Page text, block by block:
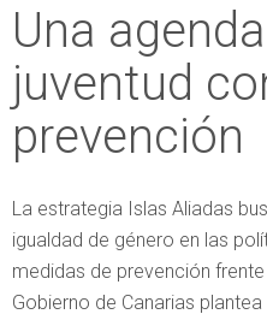
Una
juventud
prevención
La estrategia Islas Aliadas
igualdad de género en las
medidas de prevención
Gobierno de Canarias